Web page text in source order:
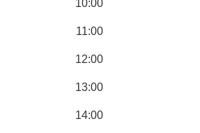
10:00
11:00
12:00
13:00
14:00